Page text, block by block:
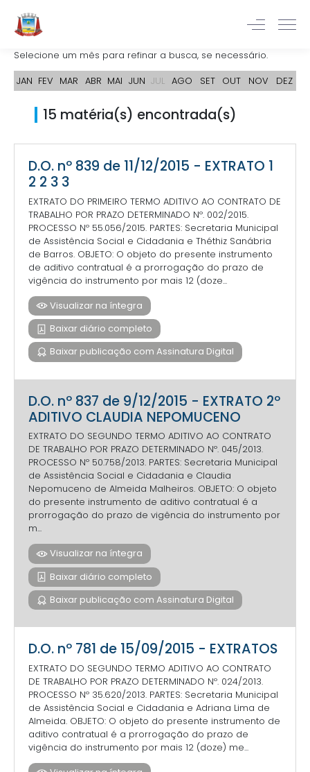
Selecione um mês para refinar a busca, se necessário.
JAN FEV MAR ABR MAI JUN JUL AGO SET OUT NOV DEZ
15 matéria(s) encontrada(s)
D.O. nº 839 de 11/12/2015 - EXTRATO 1
2 2 3 3
EXTRATO DO PRIMEIRO TERMO ADITIVO AO CONTRATO DE
TRABALHO POR PRAZO DETERMINADO Nº. 002/2015.
PROCESSO Nº 55.056/2015. PARTES: Secretaria Municipal
de Assistência Social e Cidadania e Théthiz Sanábria
de Barros. OBJETO: O objeto do presente instrumento
de aditivo contratual é a prorrogação do prazo de
vigência do instrumento por mais 12 (doze...
Visualizar na íntegra
Baixar diário completo
Baixar publicação com Assinatura Digital
D.O. nº 837 de 9/12/2015 - EXTRATO 2º
ADITIVO CLAUDIA NEPOMUCENO
EXTRATO DO SEGUNDO TERMO ADITIVO AO CONTRATO
DE TRABALHO POR PRAZO DETERMINADO Nº. 045/2013.
PROCESSO Nº 50.758/2013. PARTES: Secretaria Municipal
de Assistência Social e Cidadania e Claudia
Nepomuceno de Almeida Malheiros. OBJETO: O objeto
do presente instrumento de aditivo contratual é a
prorrogação do prazo de vigência do instrumento por
m...
Visualizar na íntegra
Baixar diário completo
Baixar publicação com Assinatura Digital
D.O. nº 781 de 15/09/2015 - EXTRATOS
EXTRATO DO SEGUNDO TERMO ADITIVO AO CONTRATO
DE TRABALHO POR PRAZO DETERMINADO Nº. 024/2013.
PROCESSO Nº 35.620/2013. PARTES: Secretaria Municipal
de Assistência Social e Cidadania e Adriana Lima de
Almeida. OBJETO: O objeto do presente instrumento de
aditivo contratual é a prorrogação do prazo de
vigência do instrumento por mais 12 (doze) me...